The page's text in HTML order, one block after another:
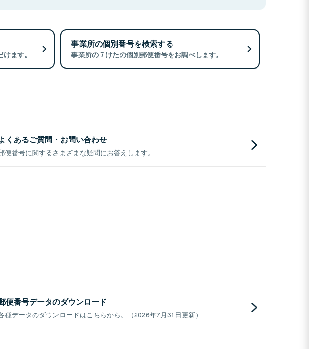
ます。
事業所の個別番号を検索する
事業所の７けたの個別郵便番号をお調べします。
くあるご質問・お問い合わせ
便番号に関するさまざまな疑問にお答えします。
便番号データのダウンロード
種データのダウンロードはこちらから。（2026年7月31日更新）